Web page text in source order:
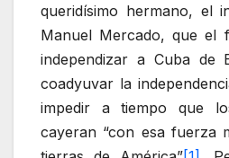
queridísimo hermano, el
Manuel Mercado, que el
independizar a Cuba de
coadyuvar la
impedir a tiempo que
cayeran “con esa fuerza